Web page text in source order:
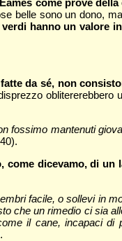
belle sono un dono,
hanno un valore
da sé, non
fossimo mantenuti
come dicevamo, di un
facile, o sollevi in
che un rimedio ci sia
il cane, incapaci di